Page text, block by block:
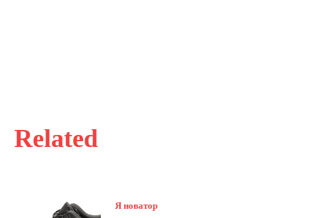
Related
Я новатор